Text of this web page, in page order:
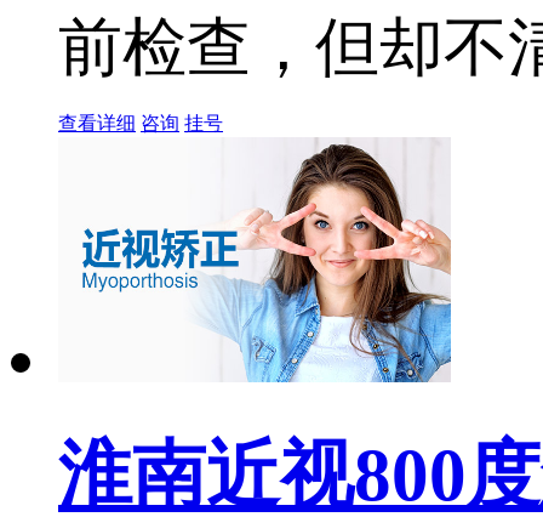
前检查，但却不
查看详细 咨询 挂号
淮南近视800